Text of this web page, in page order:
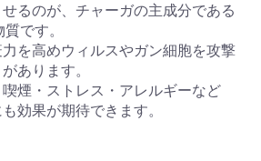
るのが、チャーガの主成分である
です。
を高めウィルスやガン細胞を攻撃
あります。
煙・ストレス・アレルギーなど
効果が期待できます。